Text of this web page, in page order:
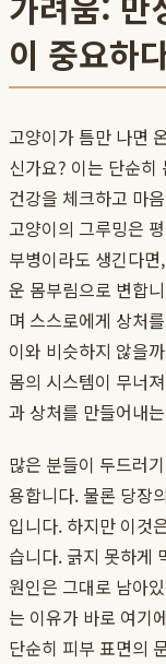
이 중요하
고양이가 틈만 나면
신가요? 이는 단순히
건강을 체크하고 마
고양이의 그루밍은
부병이라도 생긴다
운 몸부림으로 변합
며 스스로에게 상처
이와 비슷하지 않을
몸의 시스템이 무너
과 상처를 만들어내
많은 분들이 두드러
용합니다. 물론 당장
입니다. 하지만 이것
습니다. 긁지 못하게
원인은 그대로 남아
는 이유가 바로 여기
단순히 피부 표면의